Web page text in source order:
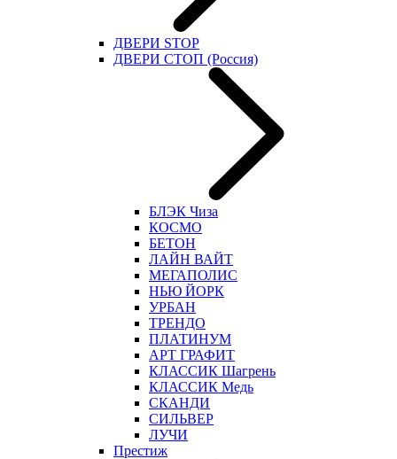
ДВЕРИ STOP
ДВЕРИ СТОП (Россия)
БЛЭК Чиза
КОСМО
БЕТОН
ЛАЙН ВАЙТ
МЕГАПОЛИС
НЬЮ ЙОРК
УРБАН
ТРЕНДО
ПЛАТИНУМ
АРТ ГРАФИТ
КЛАССИК Шагрень
КЛАССИК Медь
СКАНДИ
СИЛЬВЕР
ЛУЧИ
Престиж